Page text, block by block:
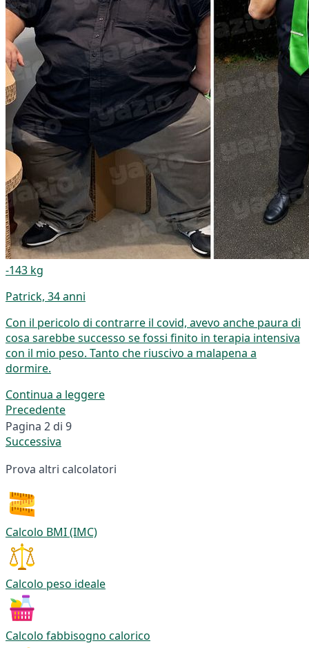
-143 kg
Patrick, 34 anni
Con il pericolo di contrarre il covid, avevo anche paura di
cosa sarebbe successo se fossi finito in terapia intensiva
con il mio peso. Tanto che riuscivo a malapena a
dormire.
Continua a leggere
Precedente
Pagina 2 di 9
Successiva
Prova altri calcolatori
Calcolo BMI (IMC)
Calcolo peso ideale
Calcolo fabbisogno calorico